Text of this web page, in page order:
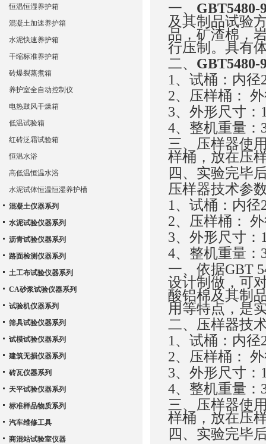
一、 GBT5480-
及其制品试验
品，矿渣棉，
行压制。具有
二、 GBT5480-
1、试桶：内径
2、压样桶：
3、外形尺寸：
4、整机重量：
三、压样器使
样桶，放在压
四、实验完毕
压样器技术参
1、试桶：内径
2、压样桶：
3、外形尺寸：
4、整机重量：
一、 依据GBT
设计制做，可
酸铝棉及其制
用等特点，是
二、压样器技
1、试桶：内径
2、压样桶：
3、外形尺寸：
4、整机重量：
三、压样器使
样桶，放在压
四、实验完毕
恒温恒湿养护箱
混凝土加速养护箱
水泥快速养护箱
干缩标准养护箱
砖爆裂蒸煮箱
养护室全自动控制仪
电热鼓风干燥箱
低温试验箱
红砖泛霜试验箱
恒温水浴
高低温恒温水浴
水泥试体恒温恒湿养护槽
混凝土仪器系列
水泥试验仪器系列
沥青试验仪器系列
路面检测仪器系列
土工布试验仪器系列
CA砂浆试验仪器系列
试验机仪器系列
筛具试验仪器系列
试模试验仪器系列
建筑无损仪器系列
砖瓦仪器系列
天平试验仪器系列
标准样品物质系列
汽车维修工具
商混站试验室仪器